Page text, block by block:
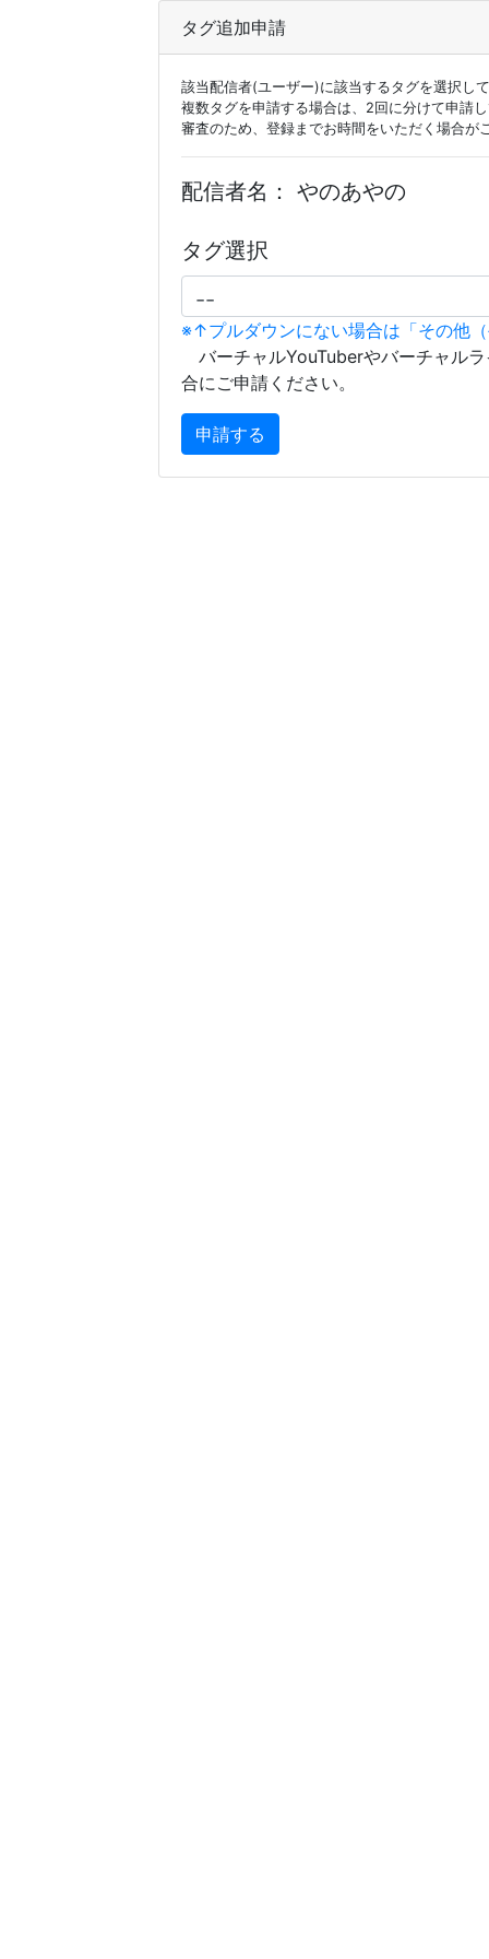
タグ追加申請
該当配信者(ユーザー)に該当するタグを選択し
複数タグを申請する場合は、2回に分けて申請
審査のため、登録までお時間をいただく場合が
配信者名： やのあやの
タグ選択
※↑プルダウンにない場合は「その他
バーチャルYouTuberやバーチャル
合にご申請ください。
申請する